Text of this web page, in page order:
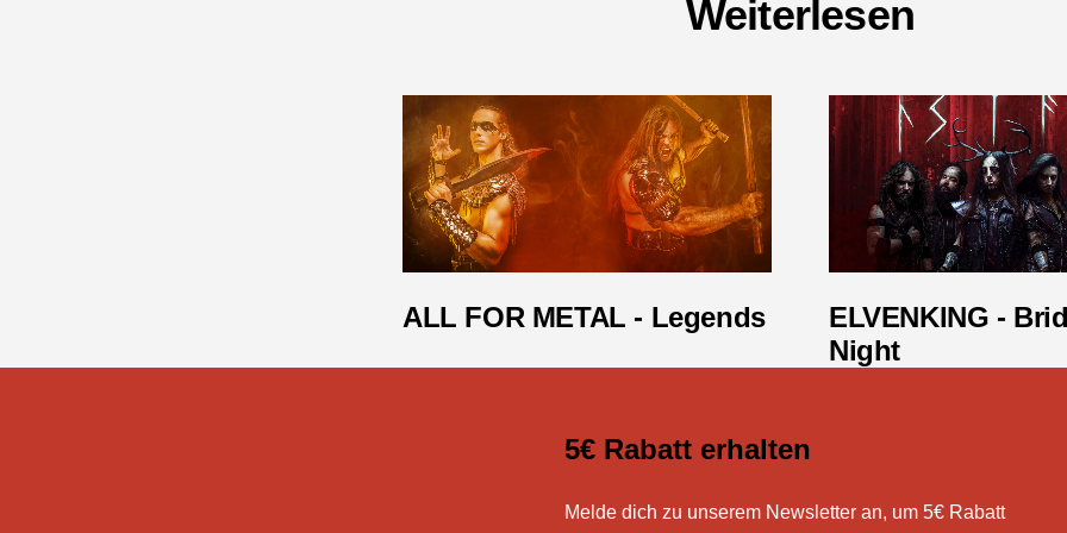
Weiterlesen
ALL FOR METAL - Legends
ELVENKING -
Night
5€ Rabatt erhalten
Melde dich zu unserem Newsletter an, um 5€ Rabatt